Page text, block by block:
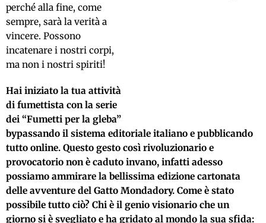
perché alla fine, come
sempre, sarà la verità a
vincere. Possono
incatenare i nostri corpi,
ma non i nostri spiriti!
Hai iniziato la tua attività
di fumettista con la serie
dei “Fumetti per la gleba”
bypassando il sistema editoriale italiano e pubblicando
tutto online. Questo gesto così rivoluzionario e
provocatorio non è caduto invano, infatti adesso
possiamo ammirare la bellissima edizione cartonata
delle avventure del Gatto Mondadory. Come è stato
possibile tutto ciò? Chi è il genio visionario che un
giorno si è svegliato e ha gridato al mondo la sua sfida: